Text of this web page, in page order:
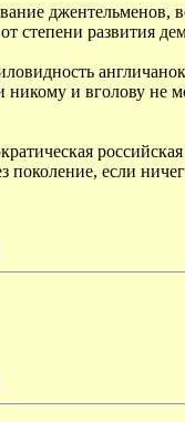
джентельменов,
степени развития
и вголову
если